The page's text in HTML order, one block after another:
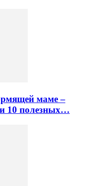
маме –
10 полезных…